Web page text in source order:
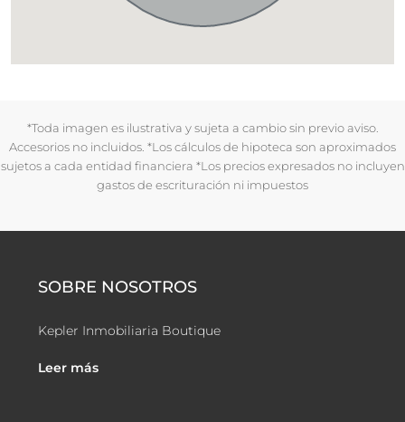
*Toda imagen es ilustrativa y sujeta a cambio sin previo aviso.
Accesorios no incluidos. *Los cálculos de hipoteca son aproximados
sujetos a cada entidad financiera *Los precios expresados no incluyen
gastos de escrituración ni impuestos
SOBRE NOSOTROS
Kepler Inmobiliaria Boutique
Leer más